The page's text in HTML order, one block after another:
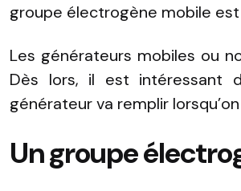
groupe électrogène mobile
Les générateurs mobiles ou
Dès lors, il est intéressant
générateur va remplir
Un groupe